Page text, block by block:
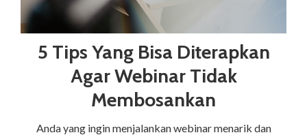
5 Tips Yang Bisa Diterapkan
Agar Webinar Tidak
Membosankan
Anda yang ingin menjalankan webinar menarik dan